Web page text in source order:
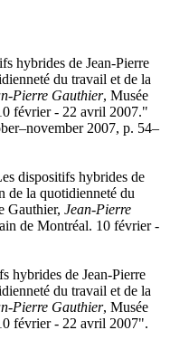
hybrides de Jean-Pierre
du travail et de la
Pierre Gauthier, Musée
février - 22 avril 2007."
2007, p. 54–
dispositifs hybrides de
de la quotidienneté du
Gauthier, Jean-Pierre
de Montréal. 10 février -
hybrides de Jean-Pierre
du travail et de la
Pierre Gauthier, Musée
février - 22 avril 2007".